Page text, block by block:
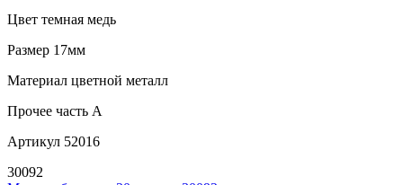
Цвет темная медь
Размер 17мм
Материал цветной металл
Прочее часть A
Артикул 52016
30092